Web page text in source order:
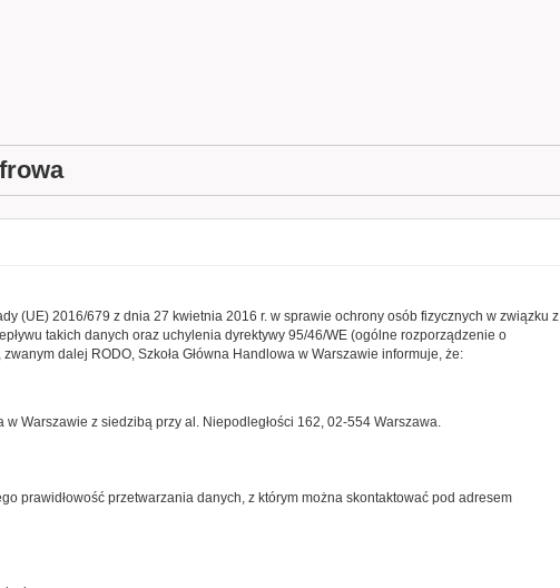
(UE) 2016/679 z dnia 27 kwietnia 2016 r. w sprawie ochrony osób fizycznych w związku z
takich danych oraz uchylenia dyrektywy 95/46/WE (ogólne rozporządzenie o
dalej RODO, Szkoła Główna Handlowa w Warszawie informuje, że:
Warszawie z siedzibą przy al. Niepodległości 162, 02-554 Warszawa.
prawidłowość przetwarzania danych, z którym można skontaktować pod adresem